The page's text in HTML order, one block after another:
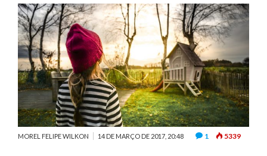
MOREL FELIPE WILKON 14 DE MARÇO DE 2017, 20:48 1 5339